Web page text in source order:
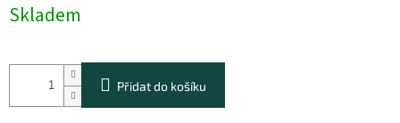
cena:
Skladem
Přidat do košíku